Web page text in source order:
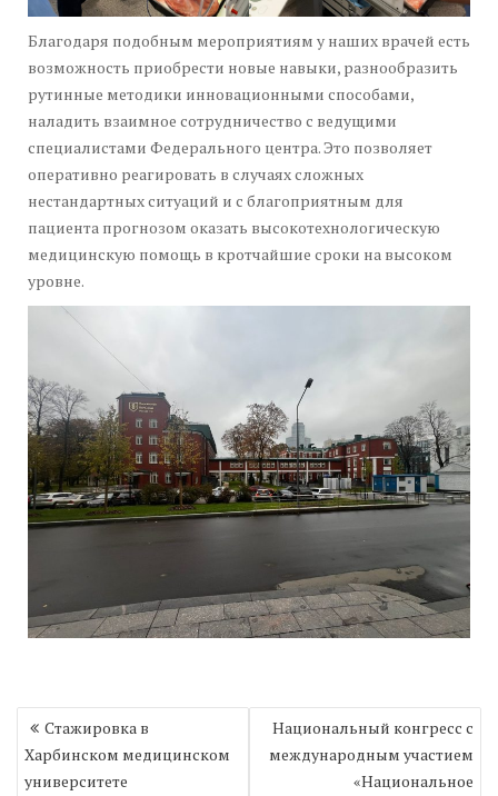
Благодаря подобным мероприятиям у наших врачей есть
возможность приобрести новые навыки, разнообразить
рутинные методики инновационными способами,
наладить взаимное сотрудничество с ведущими
специалистами Федерального центра. Это позволяет
оперативно реагировать в случаях сложных
нестандартных ситуаций и с благоприятным для
пациента прогнозом оказать высокотехнологическую
медицинскую помощь в кротчайшие сроки на высоком
уровне.
Навигация
по
записям
Стажировка в
Харбинском медицинском
университете
Национальный конгресс с
международным участием
«Национальное